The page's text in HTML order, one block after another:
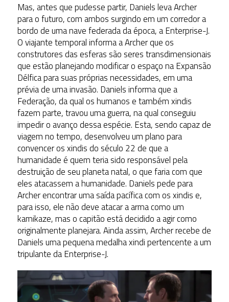
Mas, antes que pudesse partir, Daniels leva Archer
para o futuro, com ambos surgindo em um corredor a
bordo de uma nave federada da época, a Enterprise-J.
O viajante temporal informa a Archer que os
construtores das esferas são seres transdimensionais
que estão planejando modificar o espaço na Expansão
Délfica para suas próprias necessidades, em uma
prévia de uma invasão. Daniels informa que a
Federação, da qual os humanos e também xindis
fazem parte, travou uma guerra, na qual conseguiu
impedir o avanço dessa espécie. Esta, sendo capaz de
viagem no tempo, desenvolveu um plano para
convencer os xindis do século 22 de que a
humanidade é quem teria sido responsável pela
destruição de seu planeta natal, o que faria com que
eles atacassem a humanidade. Daniels pede para
Archer encontrar uma saída pacífica com os xindis e,
para isso, ele não deve atacar a arma como um
kamikaze, mas o capitão está decidido a agir como
originalmente planejara. Ainda assim, Archer recebe de
Daniels uma pequena medalha xindi pertencente a um
tripulante da Enterprise-J.